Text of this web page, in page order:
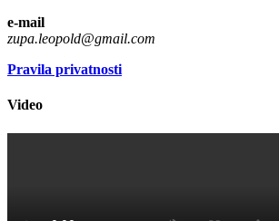
e-mail
zupa.leopold@gmail.com
Pravila privatnosti
Video